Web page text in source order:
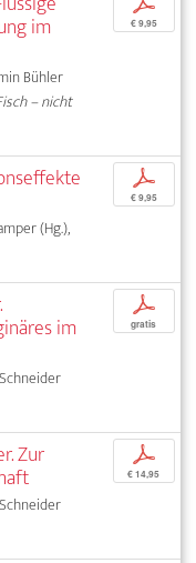
im
Bühler
– nicht
€ 9,95
(Hg.),
p
€ 9,95
im
p
gratis
Zur p
€ 14,95